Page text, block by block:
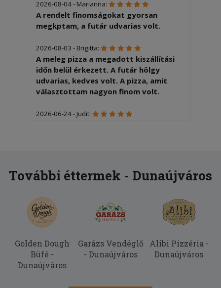
2026-08-04 - Marianna:
A rendelt finomságokat gyorsan
megkptam, a futár udvarias volt.
2026-08-03 - Brigitta:
A meleg pizza a megadott kiszállítási
időn belül érkezett. A futár hölgy
udvarias, kedves volt. A pizza, amit
választottam nagyon finom volt.
2026-06-24 - Judit:
van. Köszönjük!
Igen finom volt
2026-05-04 - :
2026-03-09 - Szabina:
Nagyon finom volt!
További éttermek - Dunaújváros
Golden Dough
Büfé -
Dunaújváros
Garázs Vendéglő
- Dunaújváros
Alibi Pizzéria -
Dunaújváros